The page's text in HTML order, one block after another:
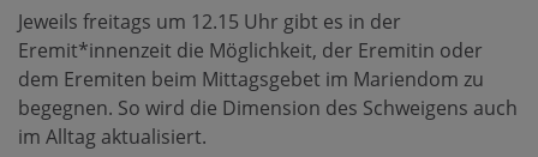
Jeweils freitags um 12.15 Uhr gibt es in der
Eremit*innenzeit die Möglichkeit, der Eremitin oder
dem Eremiten beim Mittagsgebet im Mariendom zu
begegnen. So wird die Dimension des Schweigens auch
im Alltag aktualisiert.